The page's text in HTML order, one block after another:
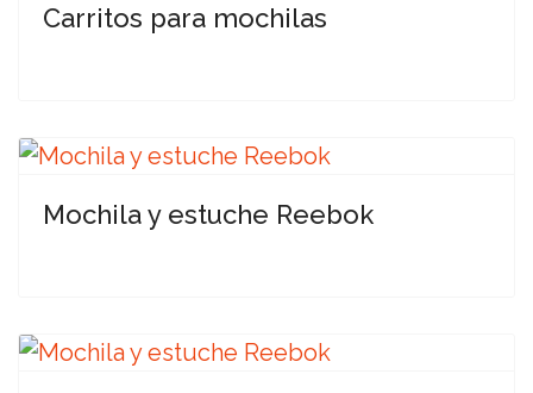
Carritos para mochilas
Mochila y estuche Reebok